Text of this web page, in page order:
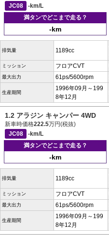
JC08
-km/L
満タンでどこまで走る？
-km
排気量 1189cc
ミッション フロアCVT
最大出力 61ps/5600rpm
生産期間
1996年09月～199
8年12月
1.2 アラジン キャンパー 4WD
新車時価格222.5万円(税抜)
JC08
-km/L
満タンでどこまで走る？
-km
排気量 1189cc
ミッション フロアCVT
最大出力 61ps/5600rpm
生産期間
1996年09月～199
8年12月